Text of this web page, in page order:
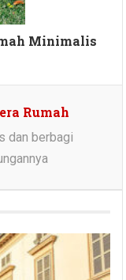
Minimalis
Rumah
dan berbagi